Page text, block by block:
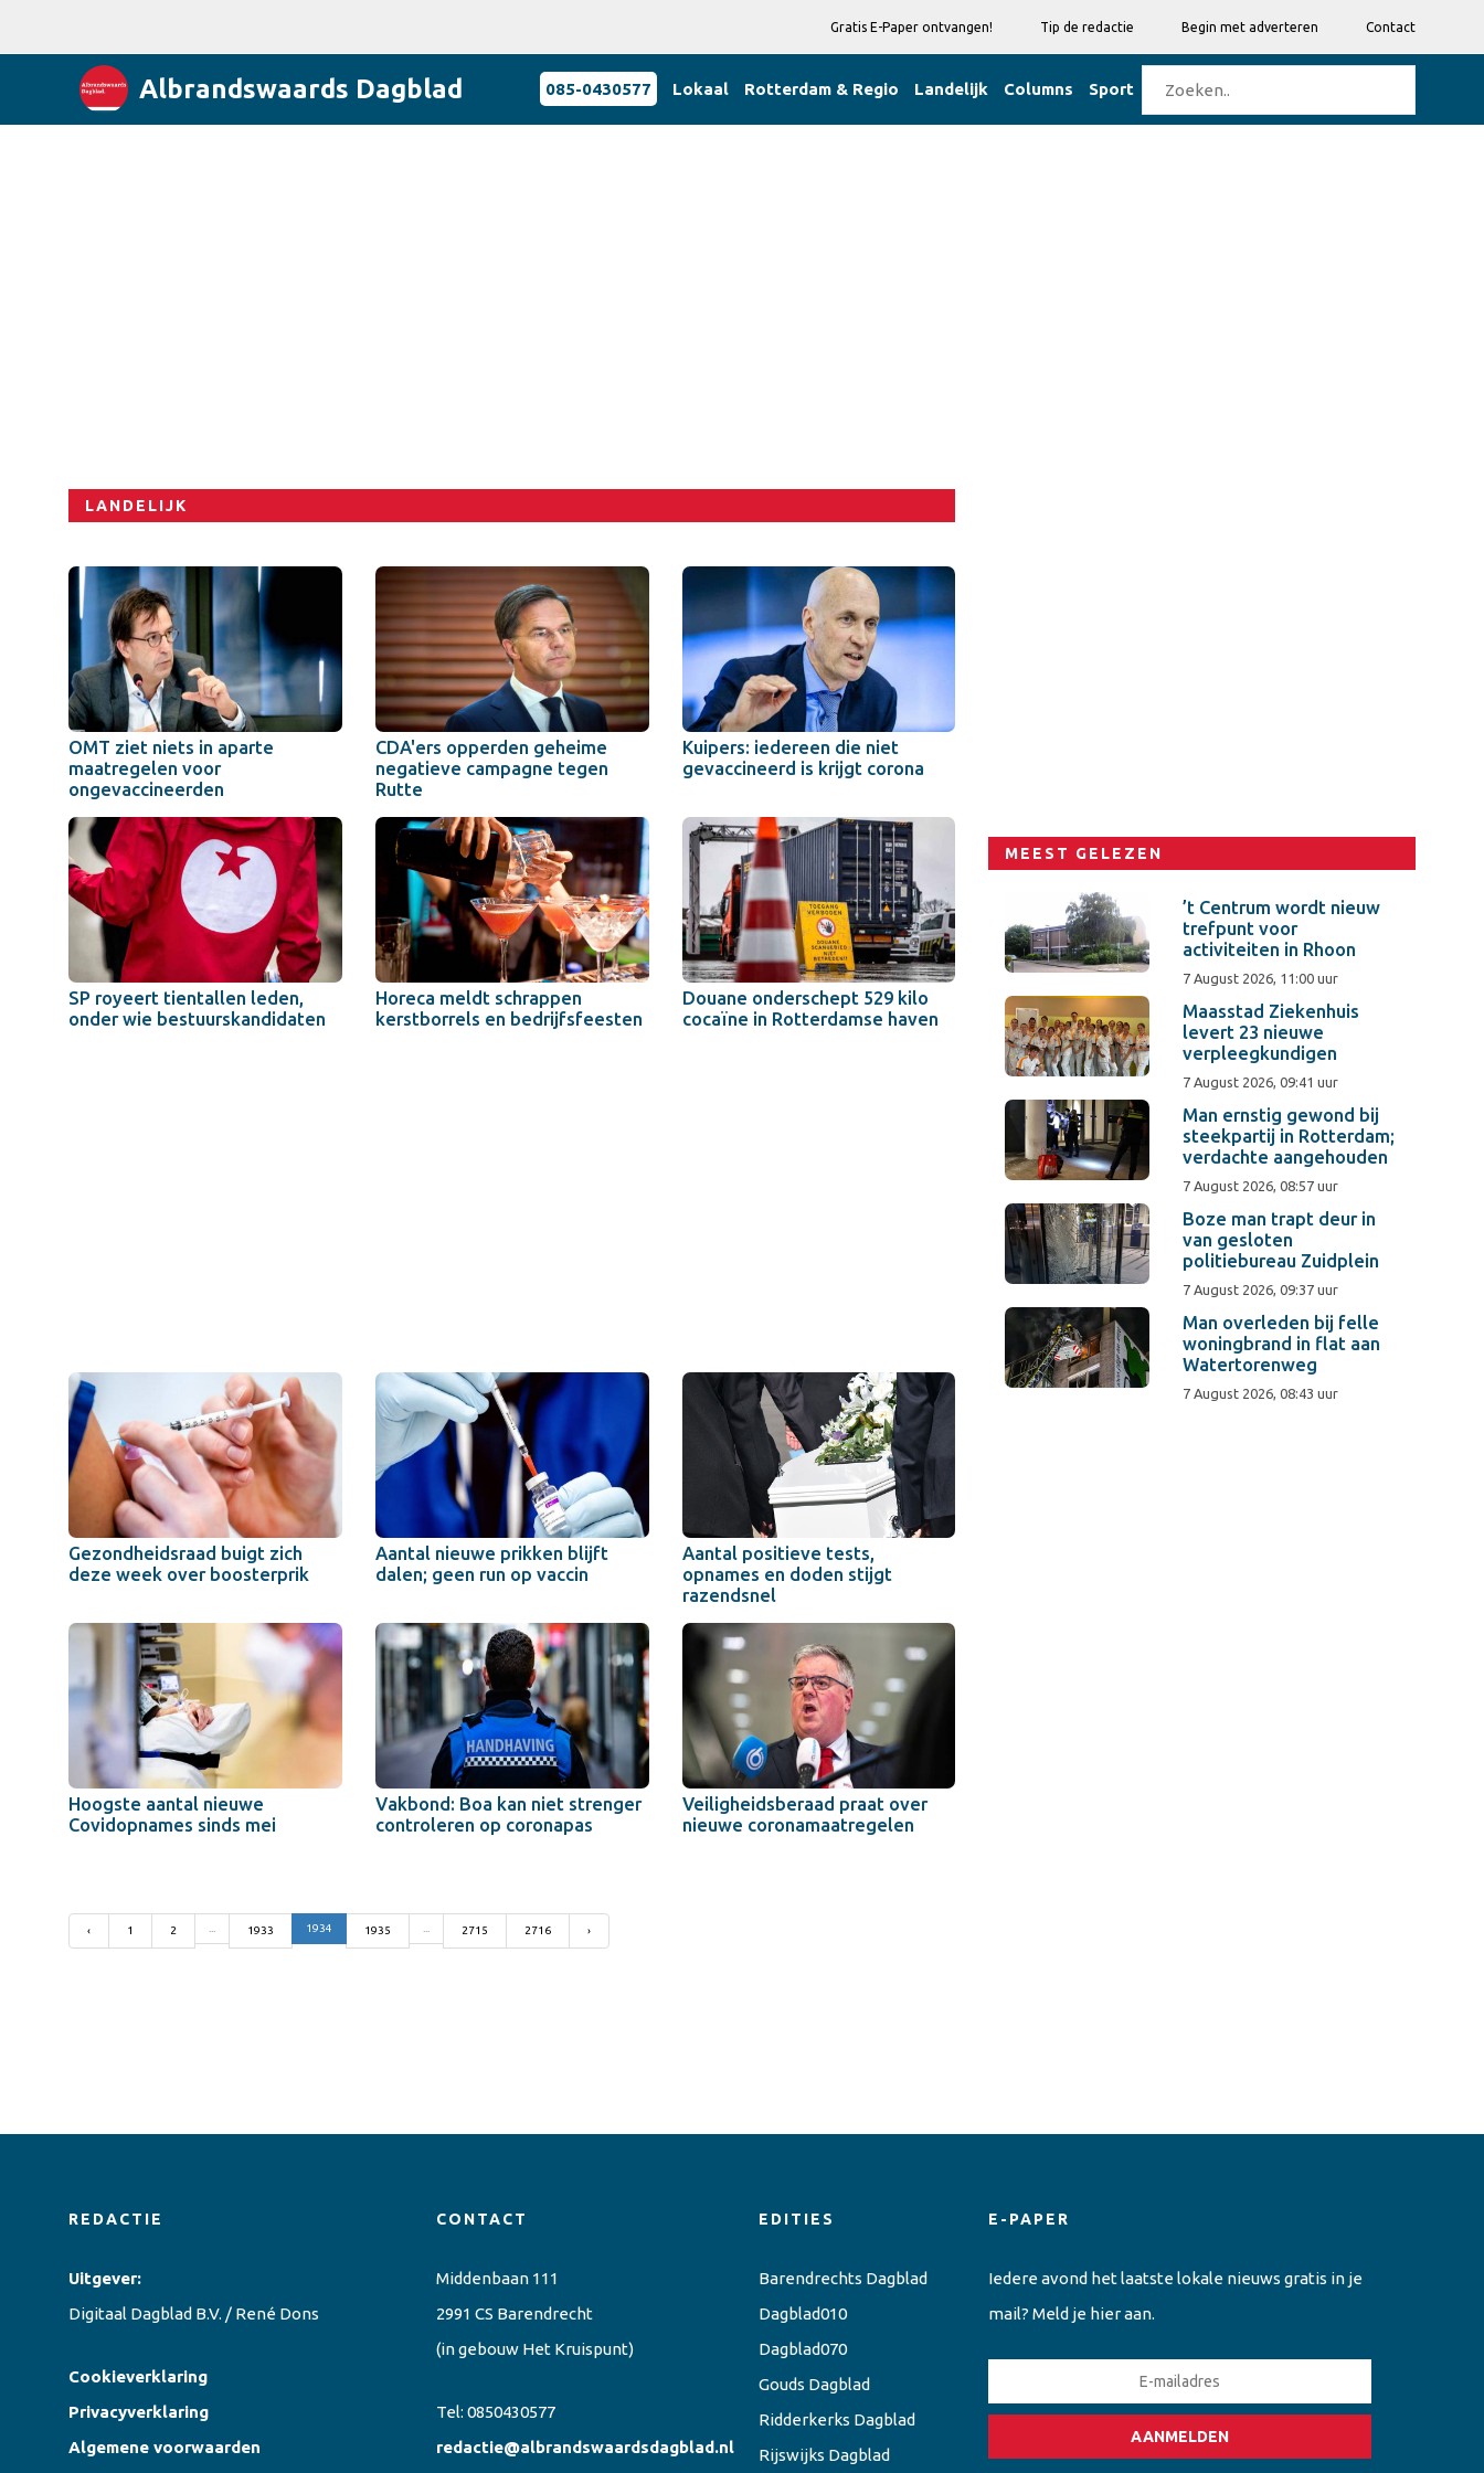
Gratis E-Paper ontvangen! Tip de redactie Begin met adverteren Contact
Albrandswaards Dagblad 085-0430577 Lokaal Rotterdam & Regio Landelijk Columns Sport
LANDELIJK
OMT ziet niets in aparte
maatregelen voor
ongevaccineerden
CDA'ers opperden geheime
negatieve campagne tegen
Rutte
Kuipers: iedereen die niet
gevaccineerd is krijgt corona
SP royeert tientallen leden,
onder wie bestuurskandidaten
Horeca meldt schrappen
kerstborrels en bedrijfsfeesten
Douane onderschept 529 kilo
cocaïne in Rotterdamse haven
Gezondheidsraad buigt zich
deze week over boosterprik
Aantal nieuwe prikken blijft
dalen; geen run op vaccin
Aantal positieve tests,
opnames en doden stijgt
razendsnel
Hoogste aantal nieuwe
Covidopnames sinds mei
Vakbond: Boa kan niet strenger
controleren op coronapas
Veiligheidsberaad praat over
nieuwe coronamaatregelen
‹ 1 2 1933 1934 1935 2715 2716 ›
MEEST GELEZEN
’t Centrum wordt nieuw
trefpunt voor
activiteiten in Rhoon
7 August 2026, 11:00 uur
Maasstad Ziekenhuis
levert 23 nieuwe
verpleegkundigen
7 August 2026, 09:41 uur
Man ernstig gewond bij
steekpartij in Rotterdam;
verdachte aangehouden
7 August 2026, 08:57 uur
Boze man trapt deur in
van gesloten
politiebureau Zuidplein
7 August 2026, 09:37 uur
Man overleden bij felle
woningbrand in flat aan
Watertorenweg
7 August 2026, 08:43 uur
REDACTIE
Uitgever:
Digitaal Dagblad B.V. / René Dons
Cookieverklaring
Privacyverklaring
Algemene voorwaarden
CONTACT
Middenbaan 111
2991 CS Barendrecht
(in gebouw Het Kruispunt)
Tel: 0850430577
redactie@albrandswaardsdagblad.nl
EDITIES
Barendrechts Dagblad
Dagblad010
Dagblad070
Gouds Dagblad
Ridderkerks Dagblad
Rijswijks Dagblad
E-PAPER
Iedere avond het laatste lokale nieuws gratis in je
mail? Meld je hier aan.